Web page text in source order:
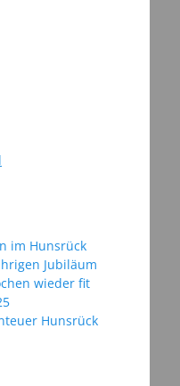
im Hunsrück
Jubiläum
wieder fit
Hunsrück